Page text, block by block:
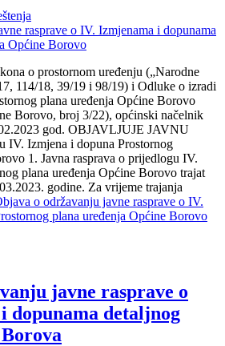
o prostornom uređenju („Narodne
114/18, 39/19 i 98/19) i Odluke o izradi
plana uređenja Općine Borovo
Borovo, broj 3/22), općinski načelnik
god. OBJAVLJUJE JAVNU
Izmjena i dopuna Prostornog
1. Javna rasprava o prijedlogu IV.
plana uređenja Općine Borovo trajat
godine. Za vrijeme trajanja
o održavanju javne rasprave o IV.
plana uređenja Općine Borovo
javne rasprave o
dopunama detaljnog